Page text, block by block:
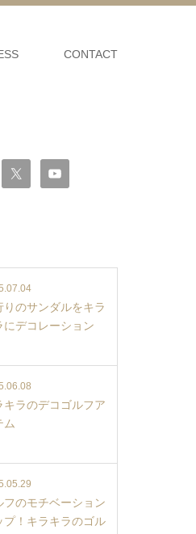
CONTACT
りのサンダルをキラ
にデコレーション
キラのデコゴルフア
ム
フのモチベーション
プ！キラキラのゴル